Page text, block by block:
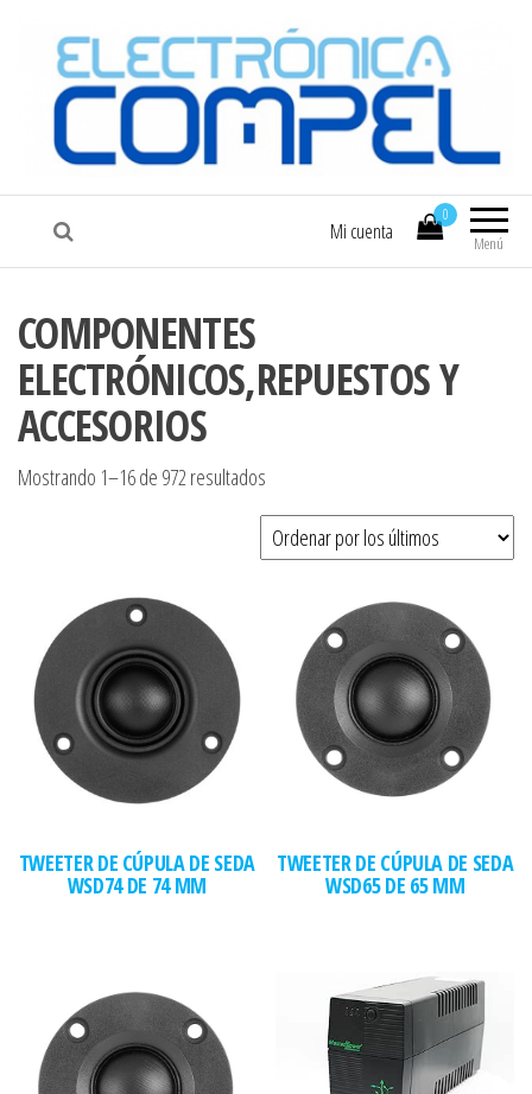
COMPEL Electrónica COMPEL
Menú
0
Mi cuenta
COMPONENTES
ELECTRÓNICOS,REPUESTOS Y
ACCESORIOS
Mostrando 1–16 de 972 resultados
TWEETER DE CÚPULA DE SEDA
WSD74 DE 74 MM
TWEETER DE CÚPULA DE SEDA
WSD65 DE 65 MM